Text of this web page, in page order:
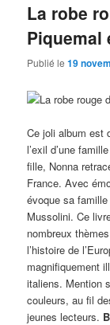
La robe
Piquemal
Publié le19
Ce joli album est
l’exil d’une
fille, Nonna
France. Avec
évoque sa
Mussolini. Ce
nombreux
l’histoire de
magnifiquement
italiens. Mention
couleurs, au fil
jeunes lecteurs.